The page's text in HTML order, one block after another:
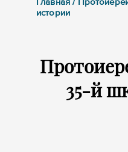
истории
35-й